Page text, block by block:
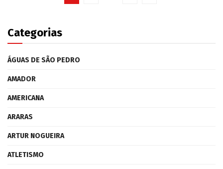
Categorias
ÁGUAS DE SÃO PEDRO
AMADOR
AMERICANA
ARARAS
ARTUR NOGUEIRA
ATLETISMO